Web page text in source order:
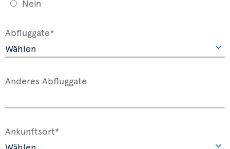
Nein
Abfluggate*
Anderes Abfluggate
Ankunftsort*